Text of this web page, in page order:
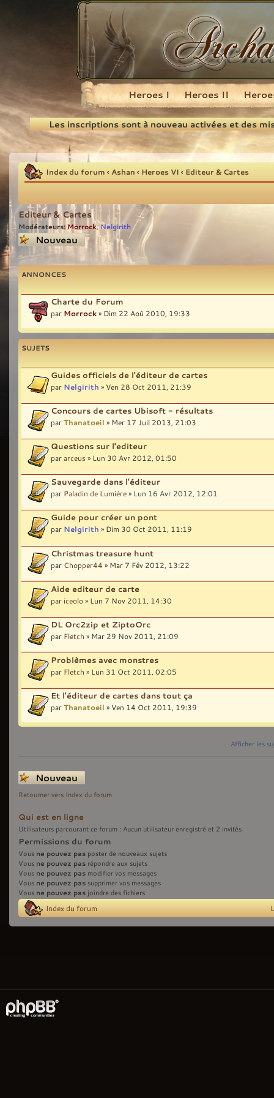
Recherche
Heroes I Heroes II
Les inscriptions sont à nouveau activées et des
Index du forum ‹ Ashan ‹ Heroes VI ‹ Editeur & Cartes
Editeur & Cartes
Modérateurs: Morrock, Nelgirith
Écrire un nouveau
sujet
ANNONCES
Charte du Forum
par Morrock» Dim 22 Aoû 2010, 19:33
SUJETS
Guides officiels de l'éditeur de cartes
par Nelgirith » Ven 28 Oct 2011, 21:39
Concours de cartes Ubisoft - résultats
parThanatoeil » Mer 17 Juil 2013, 21:03
Questions sur l'editeur
pararceus» Lun 30 Avr 2012, 01:50
Sauvegarde dans l'éditeur
par Paladin de Lumière» Lun 16 Avr 2012, 12:01
Guide pour créer un pont
par Nelgirith » Dim 30 Oct 2011, 11:19
Christmas treasure hunt
par Chopper44 » Mar 7 Fév 2012, 13:22
Aide editeur de carte
par iceolo» Lun 7 Nov 2011, 14:30
DL Orc2zip et ZiptoOrc
par Fletch » Mar 29 Nov 2011, 21:09
Problèmes avec monstres
par Fletch » Lun 31 Oct 2011, 02:05
Et l'éditeur de cartes dans tout ça
parThanatoeil » Ven 14 Oct 2011, 19:39
Afficher les
Écrire un nouveau
sujet
Retourner vers Index du forum
Qui est en ligne
Utilisateurs parcourant ce forum : Aucun utilisateur enregistré et 2 invités
Permissions du forum
Vous ne pouvez pas poster de nouveaux sujets
Vous ne pouvez pas répondre aux sujets
Vous ne pouvez pas modifier vos messages
Vous ne pouvez pas supprimer vos messages
Vous ne pouvez pas joindre des fichiers
Index du forum